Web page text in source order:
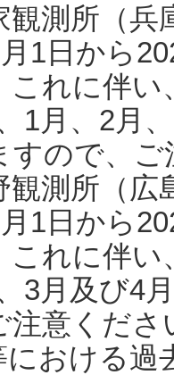
観測所（
1日から
れに伴い
1月、2月
すので、
観測所（
1日から
れに伴い
3月及び4
注意くだ
おける過